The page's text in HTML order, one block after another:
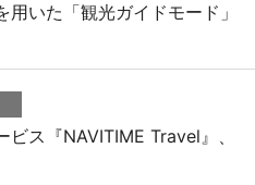
いた「観光ガイドモード」
ス『NAVITIME Travel』、